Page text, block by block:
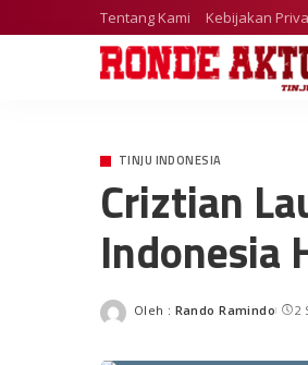
Tentang Kami Kebijakan
TINJU INDONESIA
Criztian
Indonesia
Oleh : Rando Ramindo 2